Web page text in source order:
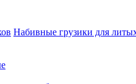
Набивные грузики для